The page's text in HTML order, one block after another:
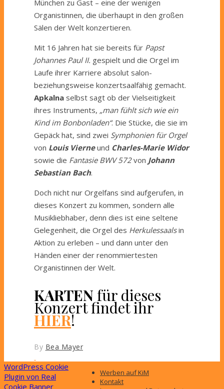
München zu Gast – eine der wenigen
Organistinnen, die überhaupt in den großen
Sälen der Welt konzertieren.
Mit 16 Jahren hat sie bereits für Papst
Johannes Paul II. gespielt und die Orgel im
Laufe ihrer Karriere absolut salon-
beziehungsweise konzertsaalfähig gemacht.
Apkalna selbst sagt ob der Vielseitigkeit
ihres Instruments, „man fühlt sich wie ein
Kind im Bonbonladen“. Die Stücke, die sie im
Gepäck hat, sind zwei Symphonien für Orgel
von Louis Vierneund Charles-Marie Widor
sowie die Fantasie BWV 572von Johann
Sebastian Bach.
Doch nicht nur Orgelfans sind aufgerufen, in
dieses Konzert zu kommen, sondern alle
Musikliebhaber, denn dies ist eine seltene
Gelegenheit, die Orgel des Herkulessaalsin
Aktion zu erleben – und dann unter den
Händen einer der renommiertesten
Organistinnen der Welt.
KARTENfür dieses
Konzert findet ihr
HIER!
By Bea Mayer
Werben auf KiM
Kontakt
WordPress Cookie
Plugin von Real
Cookie Banner